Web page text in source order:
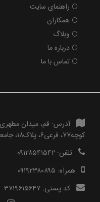
راهنمای سایت
همکاران
وبلاگ
درباره ما
تماس با ما
آدرس: قم، میدان
کوچه۷۷، فرعی۶، پلاک۱۸، جامعه ایمانی مشعر
تلفن: ۰۹۱۲۸۵۴۱۵۴۲
همراه: ۰۹۱۹۲۳۸۰۸۹۵
کد پستی: ۳۷۱۹۶۱۵۶۴۷